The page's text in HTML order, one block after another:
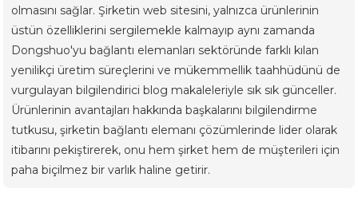
olmasını sağlar. Şirketin web sitesini, yalnızca ürünlerinin
üstün özelliklerini sergilemekle kalmayıp aynı zamanda
Dongshuo'yu bağlantı elemanları sektöründe farklı kılan
yenilikçi üretim süreçlerini ve mükemmellik taahhüdünü de
vurgulayan bilgilendirici blog makaleleriyle sık sık günceller.
Ürünlerinin avantajları hakkında başkalarını bilgilendirme
tutkusu, şirketin bağlantı elemanı çözümlerinde lider olarak
itibarını pekiştirerek, onu hem şirket hem de müşterileri için
paha biçilmez bir varlık haline getirir.